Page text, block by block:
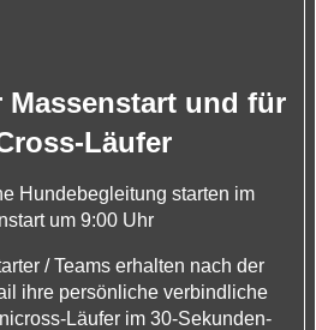
Massenstart und für
Läufer
Hundebegleitung starten im
um 9:00 Uhr
/ Teams erhalten nach der
ihre persönliche verbindliche
Läufer im 30-Sekunden-